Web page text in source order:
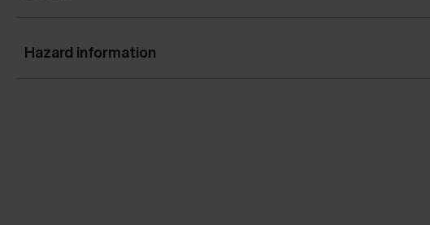
Hazard information